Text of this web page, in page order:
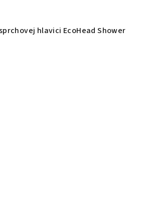
hlavici EcoHead Shower